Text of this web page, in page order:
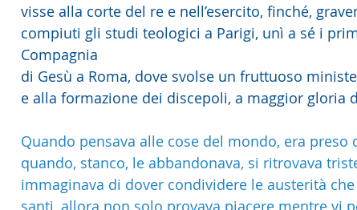
visse alla corte del re e nell’esercito, finché,
compiuti gli studi teologici a Parigi, unì a sé i
Compagnia
di Gesù a Roma, dove svolse un fruttuoso
e alla formazione dei discepoli, a maggior gloria
Quando pensava alle cose del mondo, era
quando, stanco, le abbandonava, si ritrovava
immaginava di dover condividere le austerità
santi, allora non solo provava piacere mentre vi